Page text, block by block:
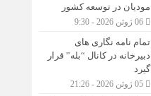
مودیان در توسعه کشور
تمام نامه نگاری های
دبیرخانه در کانال “بله” قرار
گیرد